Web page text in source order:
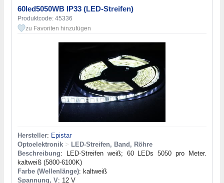
60led5050WB IP33 (LED-Streifen)
Produktcode: 45336
zu Favoriten hinzufügen
Hersteller: Epistar
Optoelektronik > LED-Streifen, Band, Röhre
Beschreibung: LED-Streifen weiß; 60 LEDs 5050 pro Meter.
kaltweiß (5800-6100K)
Farbe (Wellenlänge): kaltweiß
Spannung, V: 12 V